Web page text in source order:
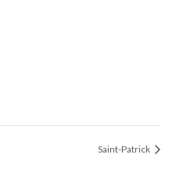
Saint-Patrick